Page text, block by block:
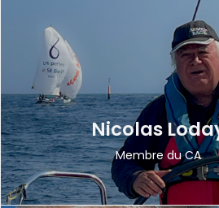
Nicolas
Membre du CA